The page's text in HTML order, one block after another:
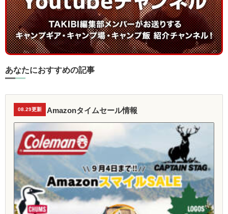
あなたにおすすめの記事
08.29更新 Amazonタイムセール情報